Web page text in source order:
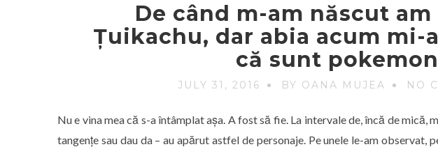
De când m-am născut
Țuikachu, dar abia acum mi-
că sunt
JULY 31, 2016 BY OANA MUJEA NO
Nu e vina mea că s-a întâmplat așa. A fost să fie. La intervale de, încă de mică,
tangențe sau dau da – au apărut astfel de personaje. Pe unele le-am observat,